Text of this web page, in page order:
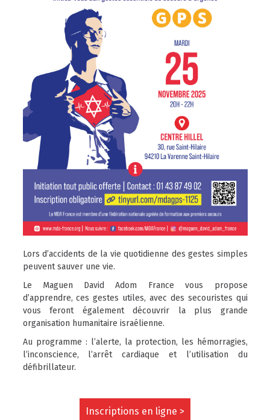
Lors d’accidents de la vie quotidienne des gestes simples
peuvent sauver une vie.
Le Maguen David Adom France vous propose
d’apprendre, ces gestes utiles, avec des secouristes qui
vous feront également découvrir la plus grande
organisation humanitaire israélienne.
Au programme : l’alerte, la protection, les hémorragies,
l’inconscience, l’arrêt cardiaque et l’utilisation du
défibrillateur.
Inscriptions en ligne >